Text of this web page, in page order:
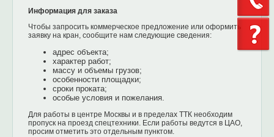
Информация для заказа
Чтобы запросить коммерческое предложение или оформить
заявку на кран, сообщите нам следующие сведения:
адрес объекта;
характер работ;
массу и объемы грузов;
особенности площадки;
сроки проката;
особые условия и пожелания.
Для работы в центре Москвы и в пределах ТТК необходим
пропуск на проезд спецтехники. Если работы ведутся в ЦАО,
просим отметить это отдельным пунктом.